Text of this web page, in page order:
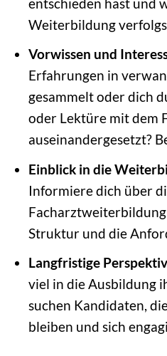
Weiterbildung
Vorwissen und
Erfahrungen in
gesammelt oder dich
oder Lektüre mit dem
auseinandergesetzt?
Einblick in die
Informiere dich über
Facharztweiterbildung
Struktur und die
Langfristige
viel in die Ausbildung
suchen Kandidaten,
bleiben und sich